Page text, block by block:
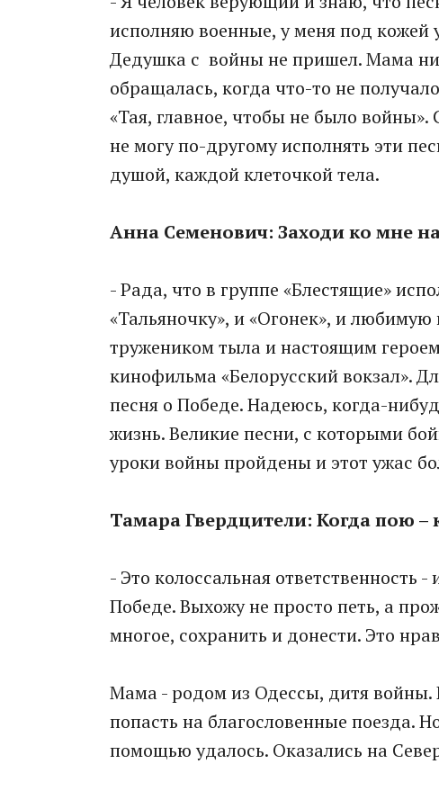
исполняю военные, у меня под кожей
Дедушка с войны не пришел. Мама
обращалась, когда что-то не
«Тая, главное, чтобы не было
не могу по-другому исполнять эти
душой, каждой клеточкой тела.
Анна Семенович: Заходи ко мне
- Рада, что в группе «Блестящие»
«Тальяночку», и «Огонек», и
тружеником тыла и настоящим
кинофильма «Белорусский вокзал».
песня о Победе. Надеюсь, когда-
жизнь. Великие песни, с которыми
уроки войны пройдены и этот ужас
Тамара Гвердцители: Когда пою –
- Это колоссальная ответственность
Победе. Выхожу не просто петь, а
многое, сохранить и донести. Это
Мама - родом из Одессы, дитя войны.
попасть на благословенные поезда.
помощью удалось. Оказались на